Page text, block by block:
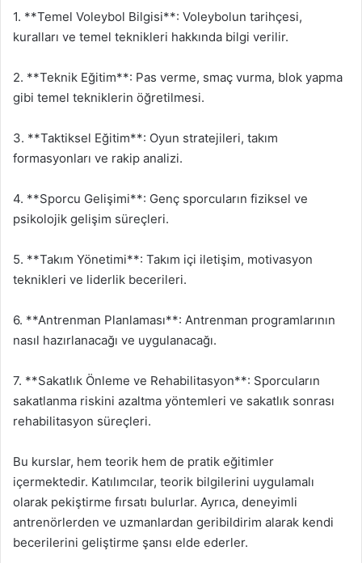
1. **Temel Voleybol Bilgisi**: Voleybolun tarihçesi,
kuralları ve temel teknikleri hakkında bilgi verilir.
2. **Teknik Eğitim**: Pas verme, smaç vurma, blok yapma
gibi temel tekniklerin öğretilmesi.
3. **Taktiksel Eğitim**: Oyun stratejileri, takım
formasyonları ve rakip analizi.
4. **Sporcu Gelişimi**: Genç sporcuların fiziksel ve
psikolojik gelişim süreçleri.
5. **Takım Yönetimi**: Takım içi iletişim, motivasyon
teknikleri ve liderlik becerileri.
6. **Antrenman Planlaması**: Antrenman programlarının
nasıl hazırlanacağı ve uygulanacağı.
7. **Sakatlık Önleme ve Rehabilitasyon**: Sporcuların
sakatlanma riskini azaltma yöntemleri ve sakatlık sonrası
rehabilitasyon süreçleri.
Bu kurslar, hem teorik hem de pratik eğitimler
içermektedir. Katılımcılar, teorik bilgilerini uygulamalı
olarak pekiştirme fırsatı bulurlar. Ayrıca, deneyimli
antrenörlerden ve uzmanlardan geribildirim alarak kendi
becerilerini geliştirme şansı elde ederler.